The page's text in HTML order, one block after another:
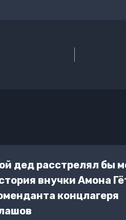
дед расстрелял бы
внучки Амона
концлагеря